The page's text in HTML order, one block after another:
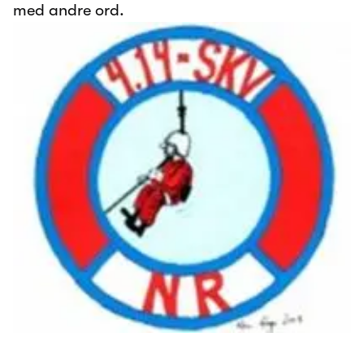
med andre ord.